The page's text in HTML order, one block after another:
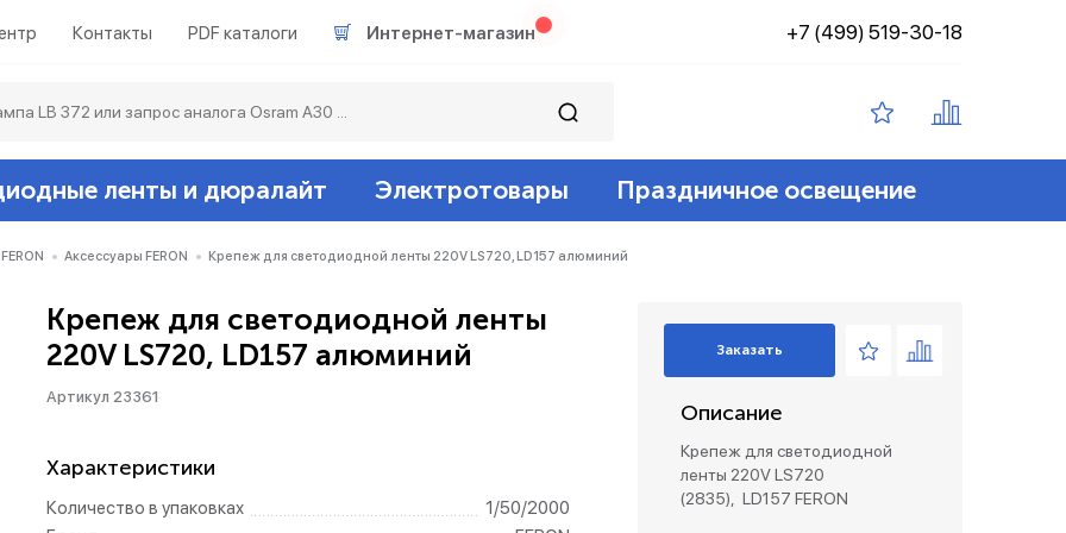
Контакты PDF каталоги Интернет-магазин +7 (499) 519-30-18
Светодиодные лампы филамент
Люминесцентные лампы
Акцентное освещение
Светильники складские
ленты и дюралайт
Ленты светодиодные 12v
Дюралайт светодиодный
Электротовары
Датчики
Звонки и сигнализация беспроводные
Распределительные коробки и коннекторы
Прочее
Праздничное освещение
Гирлянды белт-лайт
Прочее
Аксессуары FERON Крепеж для светодиодной ленты 220V LS720, LD157 алюминий
Крепеж для светодиодной ленты
220V LS720, LD157 алюминий
Артикул 23361
Характеристики
Количество в упаковках
1/50/2000
Заказать
Описание
Крепеж для светодиодной
ленты 220V LS720
(2835), LD157 FERON